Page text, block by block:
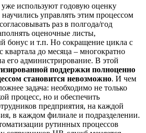
используют годовую оценку
управлять этим процессом
раз в полгода/год
оценочные листы,
бонус и т.п. Но сокращение цикла с
квартала до месяца – многократно
его администрирование. В этой
поддержки полноценно
становится невозможно. И чем
задача: необходимо не только
процесс, но и обеспечить
предприятия, на каждой
в каждом филиале и подразделении.
рутинных процессов